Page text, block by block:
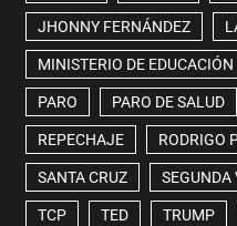
JHONNY FERNÁNDEZ
MINISTERIO DE EDUCACIÓN
PARO PARO DE SALUD
REPECHAJE RODRIGO
SANTA CRUZ SEGUNDA
TCP TED TRUMP